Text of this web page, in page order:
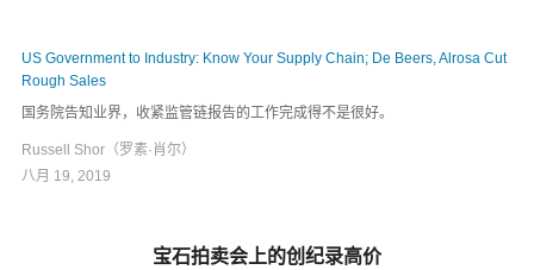
US Government to Industry: Know Your Supply Chain; De Beers, Alrosa Cut
Rough Sales
国务院告知业界，收紧监管链报告的工作完成得不是很好。
Russell Shor（罗素·肖尔）
八月 19, 2019
宝石拍卖会上的创纪录高价